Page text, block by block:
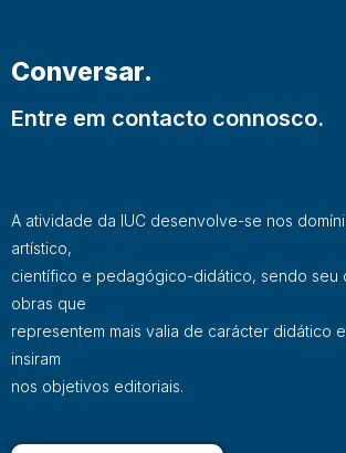
Conversar.
Entre em contacto connosco.
A atividade da IUC desenvolve-se nos
artístico,
científico e pedagógico-didático, sendo seu
obras que
representem mais valia de carácter didático
insiram
nos objetivos editoriais.